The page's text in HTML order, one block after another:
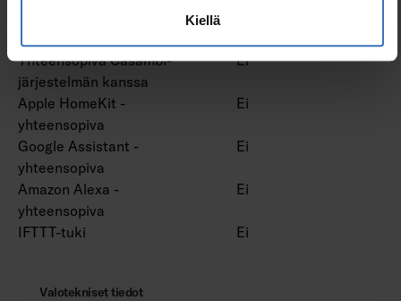
Kiellä
Vakiovalovirta-ohjaus (CLO)
Yhteensopiva Casambi-
järjestelmän kanssa
Ei
Apple HomeKit -
yhteensopiva
Ei
Google Assistant -
yhteensopiva
Ei
Amazon Alexa -
yhteensopiva
Ei
IFTTT-tuki Ei
Valotekniset tiedot